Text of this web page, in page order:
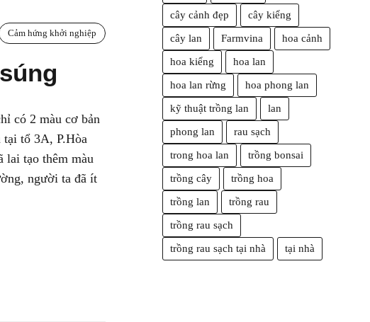
Cảm hứng khởi nghiệp
có 2 màu cơ bản
tổ 3A, P.Hòa
lai tạo thêm màu
người ta đã ít
cây cảnh đẹp cây kiểng
cây lan Farmvina hoa cảnh
hoa kiểng hoa lan
hoa lan rừng hoa phong lan
kỹ thuật trồng lan lan
phong lan rau sạch
trong hoa lan trồng bonsai
trồng cây trồng hoa
trồng lan trồng rau
trồng rau sạch
trồng rau sạch tại nhà tại nhà